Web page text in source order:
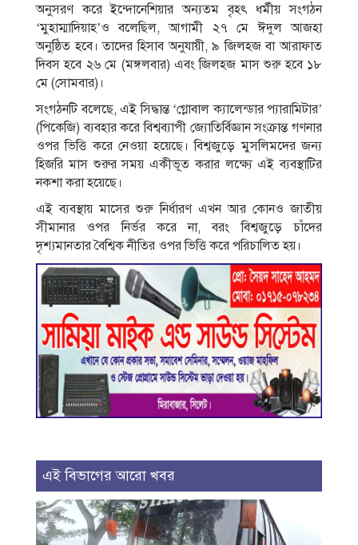
অনুসরণ করে ইন্দোনেশিয়ার অন্যতম বৃহৎ ধর্মীয় সংগঠন
‘মুহাম্মাদিয়াহ’ও বলেছিল, আগামী ২৭ মে ঈদুল আজহা
অনুষ্ঠিত হবে। তাদের হিসাব অনুযায়ী, ৯ জিলহজ বা আরাফাত
দিবস হবে ২৬ মে (মঙ্গলবার) এবং জিলহজ মাস শুরু হবে ১৮
মে (সোমবার)।
সংগঠনটি বলেছে, এই সিদ্ধান্ত ‘গ্লোবাল ক্যালেন্ডার প্যারামিটার’
(পিকেজি) ব্যবহার করে বিশ্বব্যাপী জ্যোতির্বিজ্ঞান সংক্রান্ত গণনার
ওপর ভিত্তি করে নেওয়া হয়েছে। বিশ্বজুড়ে মুসলিমদের জন্য
হিজরি মাস শুরুর সময় একীভূত করার লক্ষ্যে এই ব্যবস্থাটির
নকশা করা হয়েছে।
এই ব্যবস্থায় মাসের শুরু নির্ধারণ এখন আর কোনও জাতীয়
সীমানার ওপর নির্ভর করে না, বরং বিশ্বজুড়ে চাঁদের
দৃশ্যমানতার বৈশ্বিক নীতির ওপর ভিত্তি করে পরিচালিত হয়।
এই বিভাগের আরো খবর